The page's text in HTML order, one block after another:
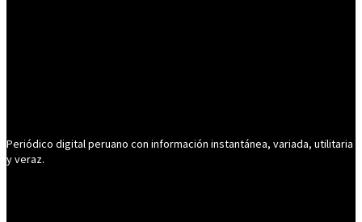
Periódico digital peruano con información instantánea, variada, utilitaria
y veraz.